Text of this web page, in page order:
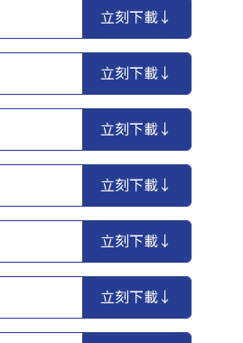
立刻下載↓
立刻下載↓
立刻下載↓
立刻下載↓
立刻下載↓
立刻下載↓